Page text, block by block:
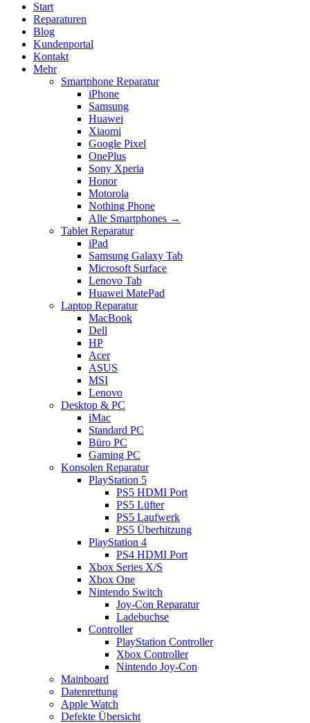
Start
Reparaturen
Blog
Kundenportal
Kontakt
Mehr
Smartphone Reparatur
iPhone
Samsung
Huawei
Xiaomi
Google Pixel
OnePlus
Sony Xperia
Honor
Motorola
Nothing Phone
Alle Smartphones →
Tablet Reparatur
iPad
Samsung Galaxy Tab
Microsoft Surface
Lenovo Tab
Huawei MatePad
Laptop Reparatur
MacBook
Dell
HP
Acer
ASUS
MSI
Lenovo
Desktop & PC
iMac
Standard PC
Büro PC
Gaming PC
Konsolen Reparatur
PlayStation 5
PS5 HDMI Port
PS5 Lüfter
PS5 Laufwerk
PS5 Überhitzung
PlayStation 4
PS4 HDMI Port
Xbox Series X/S
Xbox One
Nintendo Switch
Joy-Con Reparatur
Ladebuchse
Controller
PlayStation Controller
Xbox Controller
Nintendo Joy-Con
Mainboard
Datenrettung
Apple Watch
Defekte Übersicht